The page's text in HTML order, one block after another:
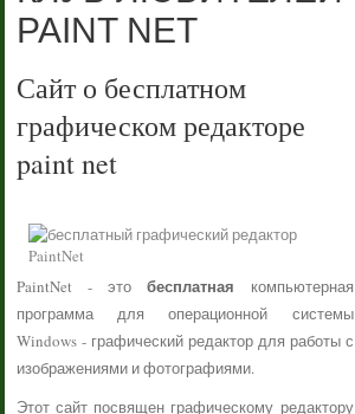
PAINT NET
Сайт о бесплатном
графическом редакторе
paint net
PaintNet - этобесплатная компьютерная
программа для операционной системы
Windows - графический редактор для работы с
изображениями и фотографиями.
Этот сайт посвящен графическому редактору